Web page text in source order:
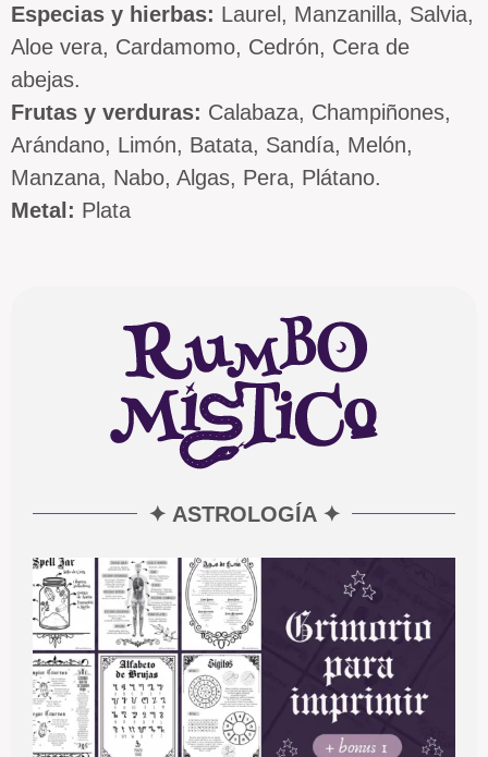
Especias y hierbas: Laurel, Manzanilla, Salvia,
Aloe vera, Cardamomo, Cedrón, Cera de
abejas.
Frutas y verduras: Calabaza, Champiñones,
Arándano, Limón, Batata, Sandía, Melón,
Manzana, Nabo, Algas, Pera, Plátano.
Metal: Plata
✦ ASTROLOGÍA ✦